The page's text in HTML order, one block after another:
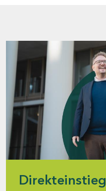
Direkteinstieg